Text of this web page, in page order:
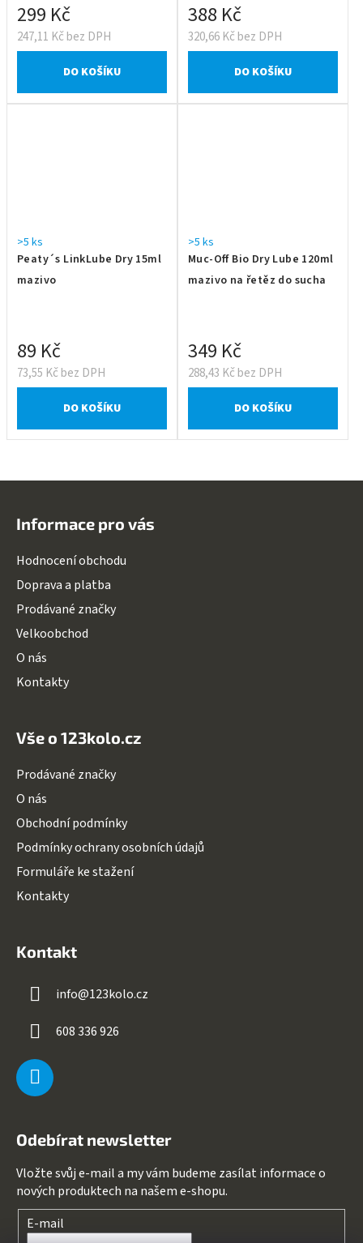
247,11 Kč bez DPH
299 Kč
DO KOŠÍKU
320,66 Kč bez DPH
388 Kč
DO KOŠÍKU
Peaty´s LinkLube Dry 15ml
mazivo
>5 ks
73,55 Kč bez DPH
89 Kč
DO KOŠÍKU
Muc-Off Bio Dry Lube 120ml
mazivo na řetěz do sucha
>5 ks
288,43 Kč bez DPH
349 Kč
DO KOŠÍKU
Informace pro vás
Hodnocení obchodu
Doprava a platba
Prodávané značky
Velkoobchod
O nás
Kontakty
Vše o 123kolo.cz
Prodávané značky
O nás
Obchodní podmínky
Podmínky ochrany osobních údajů
Formuláře ke stažení
Kontakty
Kontakt
info@123kolo.cz
608 336 926
Odebírat newsletter
Vložte svůj e-mail a my vám budeme zasílat informace o
nových produktech na našem e-shopu.
E-mail